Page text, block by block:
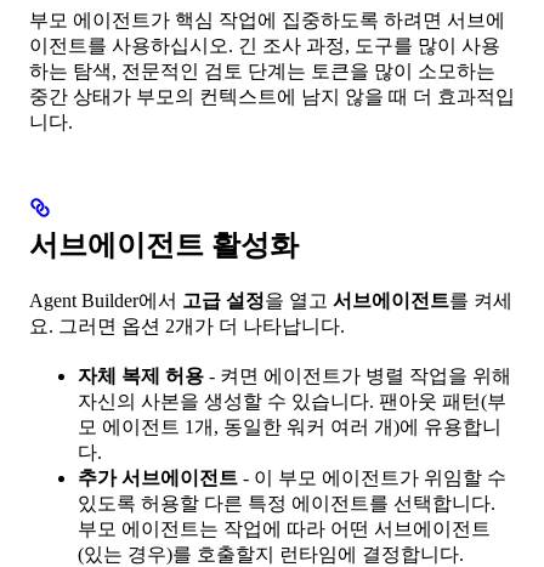
부모 에이전트가 핵심 작업에 집중하도록 하려면 서브에
이전트를 사용하십시오. 긴 조사 과정, 도구를 많이 사용
하는 탐색, 전문적인 검토 단계는 토큰을 많이 소모하는
중간 상태가 부모의 컨텍스트에 남지 않을 때 더 효과적입
니다.
서브에이전트 활성화
Agent Builder에서 고급 설정을 열고 서브에이전트를 켜세
요. 그러면 옵션 2개가 더 나타납니다.
자체 복제 허용 - 켜면 에이전트가 병렬 작업을 위해
자신의 사본을 생성할 수 있습니다. 팬아웃 패턴(부
모 에이전트 1개, 동일한 워커 여러 개)에 유용합니
다.
추가 서브에이전트 - 이 부모 에이전트가 위임할 수
있도록 허용할 다른 특정 에이전트를 선택합니다.
부모 에이전트는 작업에 따라 어떤 서브에이전트
(있는 경우)를 호출할지 런타임에 결정합니다.